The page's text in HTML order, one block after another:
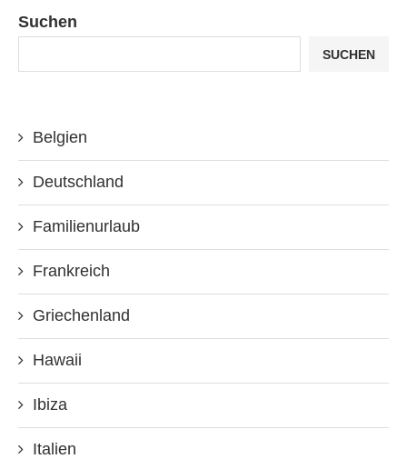
Suchen
SUCHEN
Belgien
Deutschland
Familienurlaub
Frankreich
Griechenland
Hawaii
Ibiza
Italien